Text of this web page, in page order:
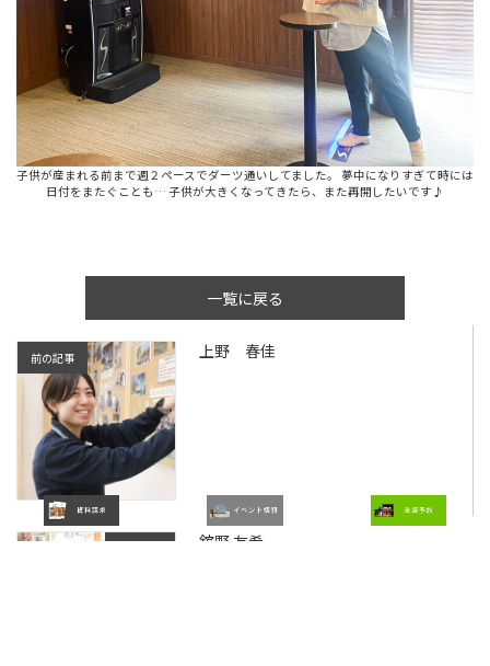
子供が産まれる前まで週２ペースでダーツ通いしてました。 夢中になりすぎて時には
日付をまたぐことも… 子供が大きくなってきたら、また再開したいです♪
一覧に戻る
前の記事 上野 春佳
舘野 友希